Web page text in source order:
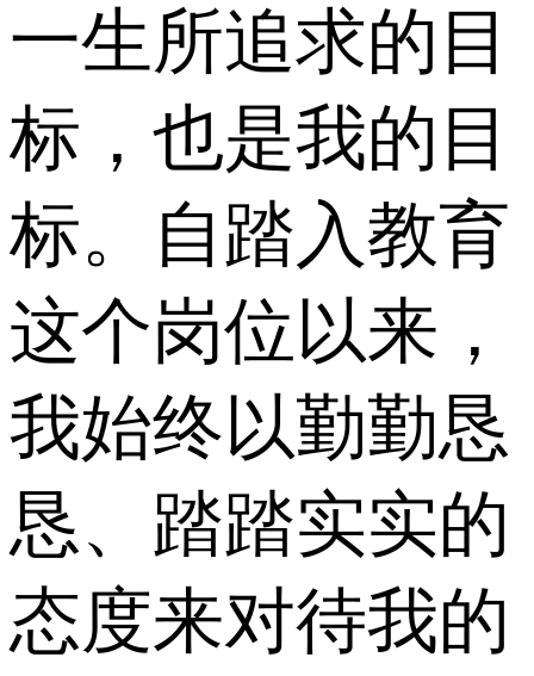
一生所追求的目
标，也是我的目
标。自踏入教育
这个岗位以来，
我始终以勤勤恳
恳、踏踏实实的
态度来对待我的